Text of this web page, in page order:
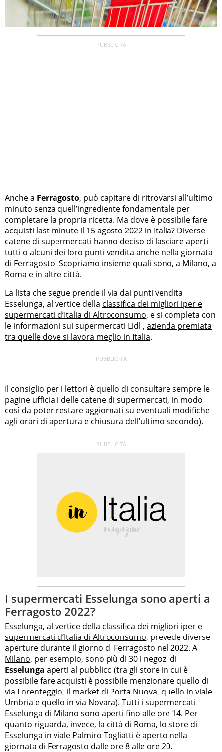
Anche a Ferragosto, può capitare di ritrovarsi all’ultimo
minuto senza quell’ingrediente fondamentale per
completare la propria ricetta. Ma dove è possibile fare
acquisti last minute il 15 agosto 2022 in Italia? Diverse
catene di supermercati hanno deciso di lasciare aperti
tutti o alcuni dei loro punti vendita anche nella giornata
di Ferragosto. Scopriamo insieme quali sono, a Milano, a
Roma e in altre città.
La lista che segue prende il via dai punti vendita
Esselunga, al vertice della classifica dei migliori iper e
supermercati d’Italia di Altroconsumo, e si completa con
le informazioni sui supermercati Lidl , azienda premiata
tra quelle dove si lavora meglio in Italia.
Il consiglio per i lettori è quello di consultare sempre le
pagine ufficiali delle catene di supermercati, in modo
così da poter restare aggiornati su eventuali modifiche
agli orari di apertura e chiusura dell’ultimo secondo).
I supermercati Esselunga sono aperti a
Ferragosto 2022?
Esselunga, al vertice della classifica dei migliori iper e
supermercati d’Italia di Altroconsumo, prevede diverse
aperture durante il giorno di Ferragosto nel 2022. A
Milano, per esempio, sono più di 30 i negozi di
Esselunga aperti al pubblico (tra gli store in cui è
possibile fare acquisti è possibile menzionare quello di
via Lorenteggio, il market di Porta Nuova, quello in viale
Umbria e quello in via Novara). Tutti i supermercati
Esselunga di Milano sono aperti fino alle ore 14. Per
quanto riguarda, invece, la città di Roma, lo store di
Esselunga in viale Palmiro Togliatti è aperto nella
giornata di Ferragosto dalle ore 8 alle ore 20.